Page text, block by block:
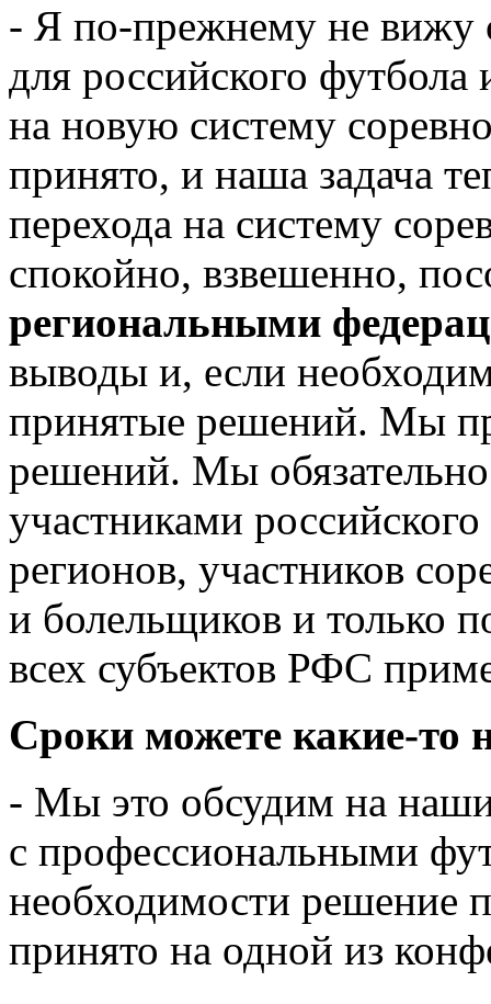
- Я по-прежнему не вижу
для российского
на новую систему
принято, и наша задача
перехода на систему
спокойно, взвешенно,
региональными
выводы и, если
принятые решений. Мы
решений. Мы
участниками
регионов, участников
и болельщиков и только
всех субъектов РФС
Сроки можете какие-то
- Мы это обсудим на
с профессиональными
необходимости решение
принято на одной из